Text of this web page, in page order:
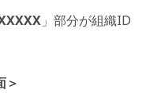
」部分が組織ID
＞